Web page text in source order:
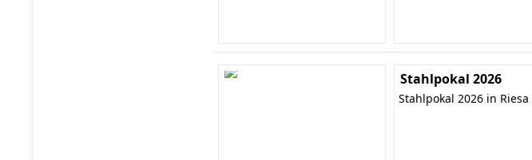
Stahlpokal 2026
Stahlpokal 2026 in